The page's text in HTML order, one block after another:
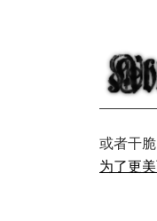
或者干脆
为了更